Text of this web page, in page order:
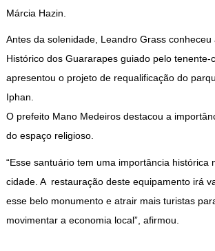
Márcia Hazin.
Antes da solenidade, Leandro Grass
Histórico dos Guararapes guiado pelo tenente-
apresentou o projeto de requalificação do
Iphan.
O prefeito Mano Medeiros destacou a
do espaço religioso.
“Esse santuário tem uma importância histórica
cidade. A restauração deste equipamento irá
esse belo monumento e atrair mais turistas
movimentar a economia local”, afirmou.